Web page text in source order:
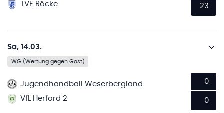
TVE Röcke
23
Sa, 14.03.
WG (Wertung gegen Gast)
Jugendhandball Weserbergland
VfL Herford 2
0
0